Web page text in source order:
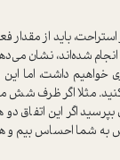
باید از مقدار
شده‌اند، نشان
خواهیم داشت، اما
مثلا اگر ظرف شش
اگر این اتفاق
به شما احساس بیم و